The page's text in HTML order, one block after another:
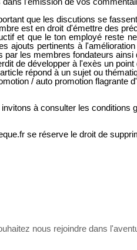
que les discutions se
est en droit d'émettre des
et que le ton employé reste
ajouts pertinents à
par les membres fondateurs ainsi
de développer à l'exès un
répond à un sujet ou
/ auto promotion flagrante
à consulter les conditions
se réserve le droit de
nous rejoindre dans